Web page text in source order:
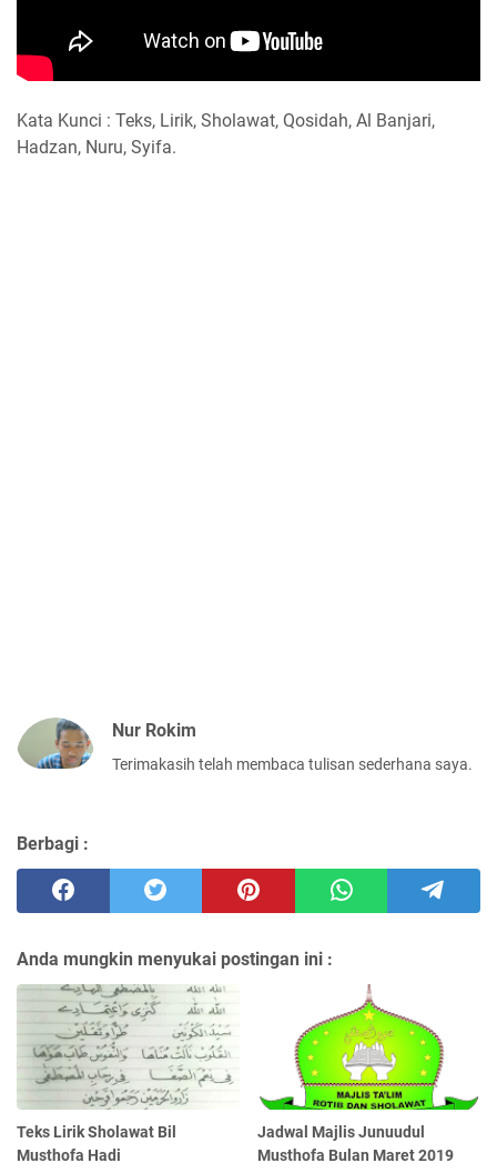
Kata Kunci : Teks, Lirik, Sholawat, Qosidah, Al Banjari,
Hadzan, Nuru, Syifa.
Nur Rokim
Terimakasih telah membaca tulisan sederhana saya.
Berbagi :
Anda mungkin menyukai postingan ini :
Teks Lirik Sholawat Bil
Musthofa Hadi
Jadwal Majlis Junuudul
Musthofa Bulan Maret 2019